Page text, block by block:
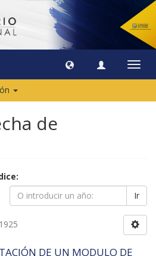
de
Ir
DE UN MODULO DE